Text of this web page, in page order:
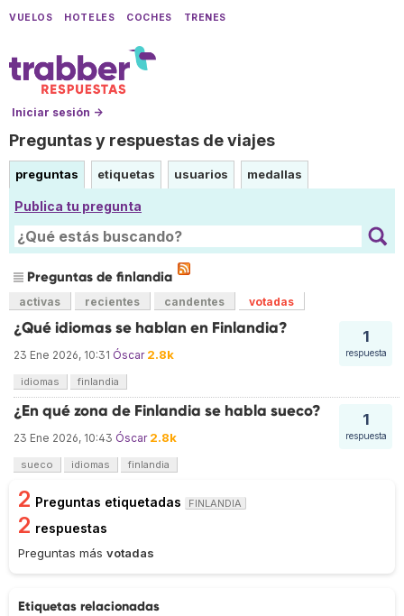
VUELOS HOTELES COCHES TRENES
Iniciar sesión →
Preguntas y respuestas de viajes
preguntas etiquetas usuarios medallas
Publica tu pregunta
Preguntas de finlandia
activas recientes candentes votadas
1
respuesta
¿Qué idiomas se hablan en Finlandia?
23 Ene 2026, 10:31 Óscar 2.8k
idiomas finlandia
1
respuesta
¿En qué zona de Finlandia se habla sueco?
23 Ene 2026, 10:43 Óscar 2.8k
sueco idiomas finlandia
2 Preguntas etiquetadas FINLANDIA
2 respuestas
Preguntas más votadas
Etiquetas relacionadas